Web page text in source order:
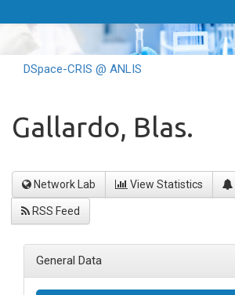
DSpace-CRIS @ ANLIS
Gallardo, Blas.
Network Lab View Statistics
RSS Feed
General Data